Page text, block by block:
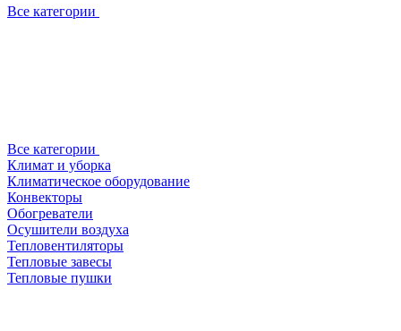
Все категории
Все категории
Климат и уборка
Климатическое оборудование
Конвекторы
Обогреватели
Осушители воздуха
Тепловентиляторы
Тепловые завесы
Тепловые пушки